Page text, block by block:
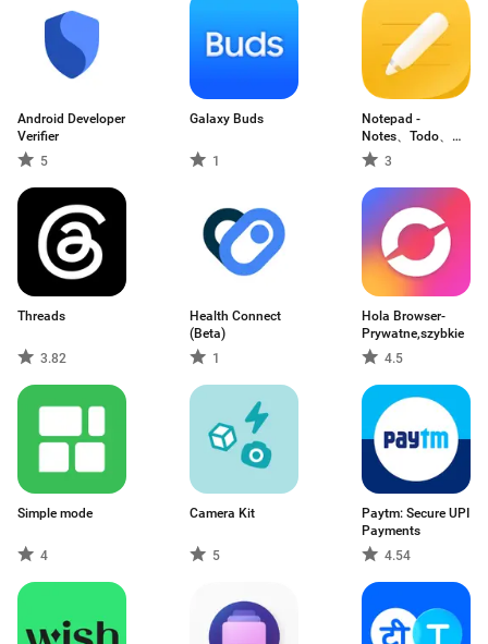
Android Developer
Verifier
5
Galaxy Buds
1
Notepad -
Notes、Todo、
Memo
3
Threads
3.82
Health Connect
(Beta)
1
Hola Browser-
Prywatne,szybkie
4.5
Simple mode
4
Camera Kit
5
Paytm: Secure UPI
Payments
4.54